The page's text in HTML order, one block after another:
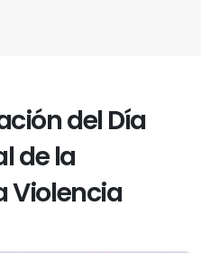
del Día
de la
Violencia